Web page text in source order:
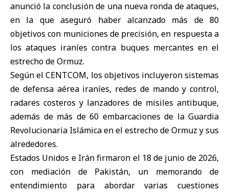
anunció la conclusión de una nueva ronda de ataques,
en la que aseguró haber alcanzado más de 80
objetivos con municiones de precisión, en respuesta a
los ataques iraníes contra buques mercantes en el
estrecho de Ormuz.
Según el CENTCOM, los objetivos incluyeron sistemas
de defensa aérea iraníes, redes de mando y control,
radares costeros y lanzadores de misiles antibuque,
además de más de 60 embarcaciones de la Guardia
Revolucionaria Islámica en el estrecho de Ormuz y sus
alrededores.
Estados Unidos e Irán firmaron el 18 de junio de 2026,
con mediación de Pakistán, un memorando de
entendimiento para abordar varias cuestiones